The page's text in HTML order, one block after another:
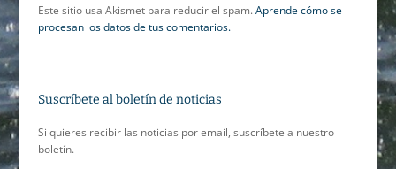
Este sitio usa Akismet para reducir el spam.Aprende cómo se
procesan los datos de tus comentarios.
Suscríbete al boletín de noticias
Si quieres recibir las noticias por email, suscríbete a nuestro
boletín.